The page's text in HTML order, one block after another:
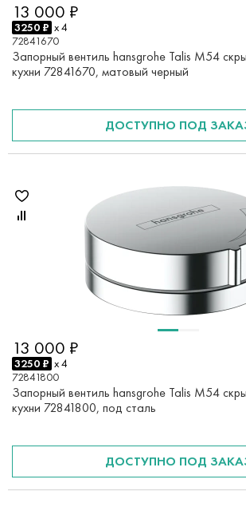
13 000 ₽
3250 ₽ x 4
72841670
Запорный вентиль hansgrohe Talis M54
кухни 72841670, матовый черный
ДОСТУПНО ПОД
13 000 ₽
3250 ₽ x 4
72841800
Запорный вентиль hansgrohe Talis M54
кухни 72841800, под сталь
ДОСТУПНО ПОД